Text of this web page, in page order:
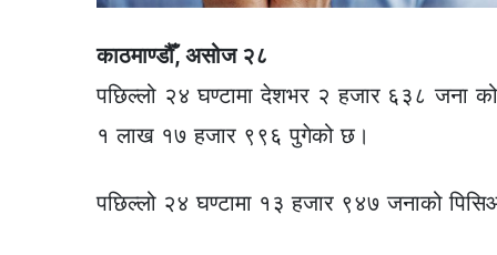
काठमाण्डौँ, असोज २८
पछिल्लो २४ घण्टामा देशभर २ हजार ६३८ जना
१ लाख १७ हजार ९९६ पुगेको छ।
पछिल्लो २४ घण्टामा १३ हजार ९४७ जनाको